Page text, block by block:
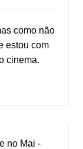
como não
estou com
cinema.
no Mai -